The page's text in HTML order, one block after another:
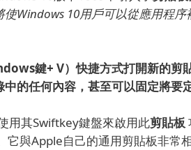
使Windows 10用戶可以從應用程
鍵+ V）快捷方式打開新的剪
的任何內容，甚至可以固定將要
用其Swiftkey鍵盤來啟用此剪貼板
它與Apple自己的通用剪貼板非常